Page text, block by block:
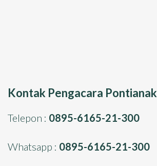
Kontak Pengacara Pontianak
Telepon : 0895-6165-21-300
Whatsapp : 0895-6165-21-300